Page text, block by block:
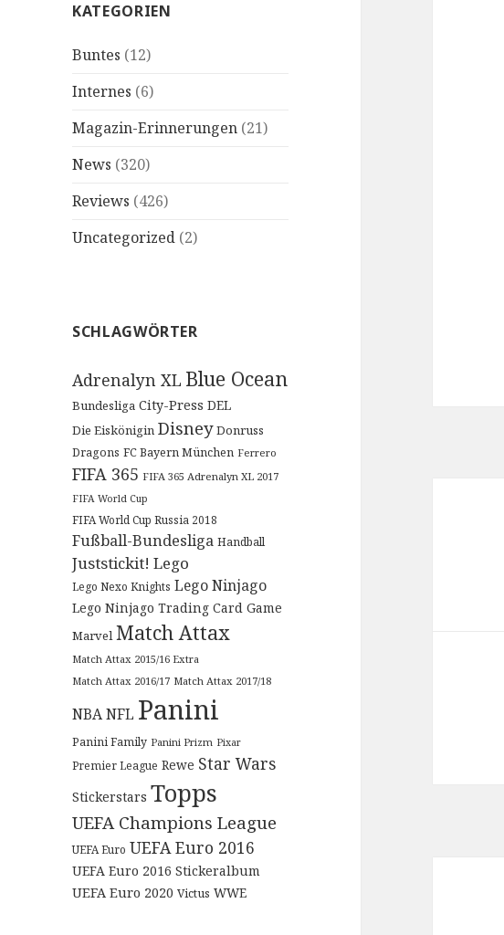
KATEGORIEN
Buntes (12)
Internes (6)
Magazin-Erinnerungen (21)
News (320)
Reviews (426)
Uncategorized (2)
SCHLAGWÖRTER
Adrenalyn XL Blue Ocean
Bundesliga City-Press DEL
Die Eiskönigin Disney Donruss
Dragons FC Bayern München Ferrero
FIFA 365 FIFA 365 Adrenalyn XL 2017
FIFA World Cup
FIFA World Cup Russia 2018
Fußball-Bundesliga Handball
Juststickit! Lego
Lego Nexo Knights Lego Ninjago
Lego Ninjago Trading Card Game
Marvel Match Attax
Match Attax 2015/16 Extra
Match Attax 2016/17 Match Attax 2017/18
NBANFL Panini
Panini Family Panini Prizm Pixar
Premier League Rewe Star Wars
Stickerstars Topps
UEFA Champions League
UEFA Euro UEFA Euro 2016
UEFA Euro 2016 Stickeralbum
UEFA Euro 2020 Victus WWE